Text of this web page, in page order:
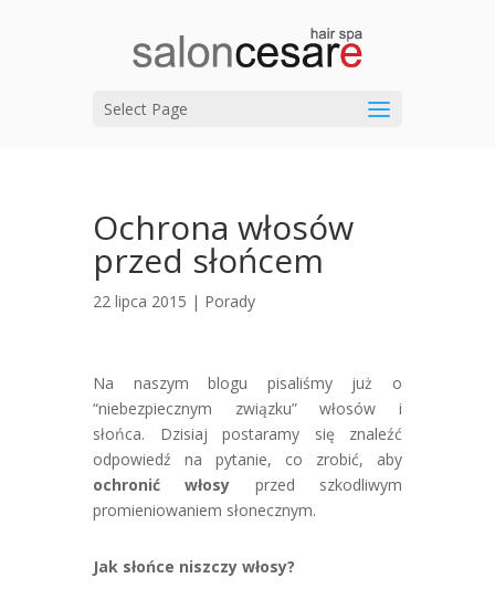
Select Page
Ochrona włosów
przed słońcem
22 lipca 2015 | Porady
Na naszym blogu pisaliśmy już o
“niebezpiecznym związku” włosów i
słońca. Dzisiaj postaramy się znaleźć
odpowiedź na pytanie, co zrobić, aby
ochronić włosy przed szkodliwym
promieniowaniem słonecznym.
Jak słońce niszczy włosy?